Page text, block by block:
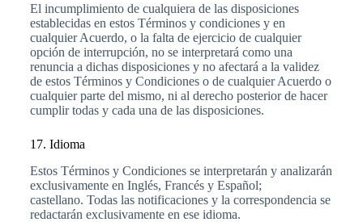
El incumplimiento de cualquiera de las disposiciones
establecidas en estos Términos y condiciones y en
cualquier Acuerdo, o la falta de ejercicio de cualquier
opción de interrupción, no se interpretará como una
renuncia a dichas disposiciones y no afectará a la validez
de estos Términos y Condiciones o de cualquier Acuerdo o
cualquier parte del mismo, ni al derecho posterior de hacer
cumplir todas y cada una de las disposiciones.
17. Idioma
Estos Términos y Condiciones se interpretarán y analizarán
exclusivamente en Inglés, Francés y Español;
castellano. Todas las notificaciones y la correspondencia se
redactarán exclusivamente en ese idioma.